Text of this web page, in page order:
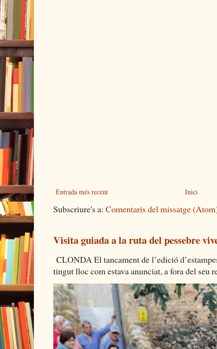
Entrada més recent Inici
Subscriure's a: Comentaris del missatge
Visita guiada a la ruta del pessebre
CLONDA El tancament de l’edició
tingut lloc com estava anunciat, a fora del seu